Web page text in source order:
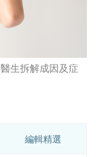
生拆解成因及症
編輯精選